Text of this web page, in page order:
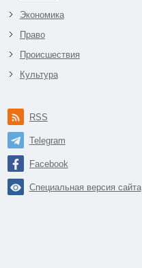
Экономика
Право
Происшествия
Культура
RSS
Telegram
Facebook
Специальная версия сайта